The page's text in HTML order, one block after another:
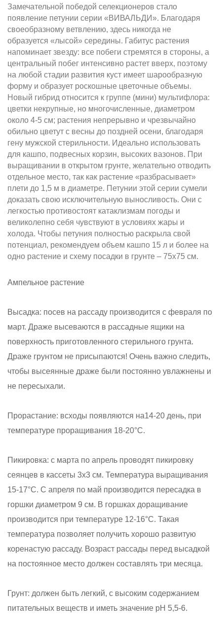
Замечательной победой селекционеров стало
появление петунии серии «ВИВАЛЬДИ». Благодаря
своеобразному ветвлению, здесь никогда не
образуется «лысой» середины. Габитус растения
напоминает звезду: все побеги стремятся в стороны, а
центральный побег интенсивно растет вверх, поэтому
на любой стадии развития куст имеет шарообразную
форму и образует роскошные цветочные объемы.
Новый гибрид относится к группе (мини) мультифлора:
цветки некрупные, но многочисленные, диаметром
около 4-5 см; растения непрерывно и чрезвычайно
обильно цветут с весны до поздней осени, благодаря
гену мужской стерильности. Идеально использовать
для кашпо, подвесных корзин, высоких вазонов. При
выращивании в открытом грунте, желательно отводить
отдельное место, так как растение «разбрасывает»
плети до 1,5 м в диаметре. Петунии этой серии сумели
доказать свою исключительную выносливость. Они с
легкостью противостоят катаклизмам погоды и
великолепно себя чувствуют в условиях жары и
холода. Чтобы петуния полностью раскрыла свой
потенциал, рекомендуем объем кашпо 15 л и более на
одно растение и схему посадки в грунте – 75х75 см.
Ампельное растение
Высадка: посев на рассаду производится с февраля по
март. Драже высеваются в рассадные ящики на
поверхность приготовленного стерильного грунта.
Драже грунтом не присыпаются! Очень важно следить,
чтобы высеянные драже были постоянно увлажнены и
не пересыхали.
Прорастание: всходы появляются на14-20 день, при
температуре проращивания 18-20°С.
Пикировка: с марта по апрель проводят пикировку
сеянцев в кассеты 3x3 см. Температура выращивания
15-17°С. С апреля по май производится пересадка в
горшки диаметром 9 см. В горшках доращивание
производится при температуре 12-16°С. Такая
температура позволяет получить хорошо развитую
коренастую рассаду. Возраст рассады перед высадкой
на постоянное место должен составлять три месяца.
Грунт: должен быть легкий, с высоким содержанием
питательных веществ и иметь значение pH 5,5-6.